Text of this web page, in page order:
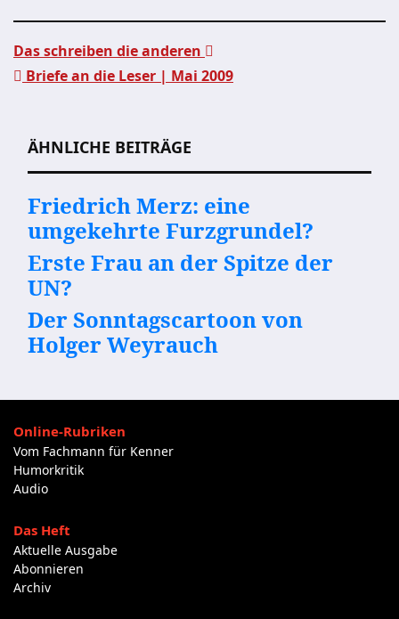
Das schreiben die anderen
Briefe an die Leser | Mai 2009
ÄHNLICHE BEITRÄGE
Friedrich Merz: eine
umgekehrte Furzgrundel?
Erste Frau an der Spitze der
UN?
Der Sonntagscartoon von
Holger Weyrauch
Online-Rubriken
Vom Fachmann für Kenner
Humorkritik
Audio
Das Heft
Aktuelle Ausgabe
Abonnieren
Archiv